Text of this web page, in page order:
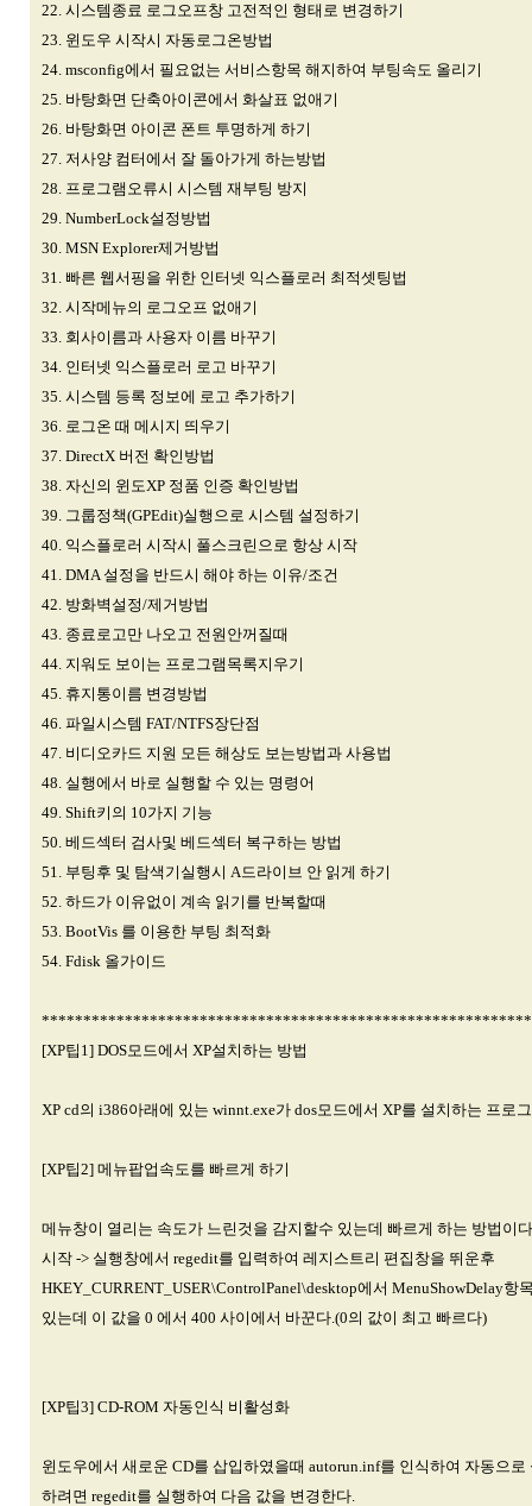
22. 시스템종료 로그오프창 고전적인 형태로 변경하기
23. 윈도우 시작시 자동로그온방법
24. msconfig에서 필요없는 서비스항목 해지하여 부팅속도 올리기
25. 바탕화면 단축아이콘에서 화살표 없애기
26. 바탕화면 아이콘 폰트 투명하게 하기
27. 저사양 컴터에서 잘 돌아가게 하는방법
28. 프로그램오류시 시스템 재부팅 방지
29. NumberLock설정방법
30. MSN Explorer제거방법
31. 빠른 웹서핑을 위한 인터넷 익스플로러 최적셋팅법
32. 시작메뉴의 로그오프 없애기
33. 회사이름과 사용자 이름 바꾸기
34. 인터넷 익스플로러 로고 바꾸기
35. 시스템 등록 정보에 로고 추가하기
36. 로그온 때 메시지 띄우기
37. DirectX 버전 확인방법
38. 자신의 윈도XP 정품 인증 확인방법
39. 그룹정책(GPEdit)실행으로 시스템 설정하기
40. 익스플로러 시작시 풀스크린으로 항상 시작
41. DMA 설정을 반드시 해야 하는 이유/조건
42. 방화벽설정/제거방법
43. 종료로고만 나오고 전원안꺼질때
44. 지워도 보이는 프로그램목록지우기
45. 휴지통이름 변경방법
46. 파일시스템 FAT/NTFS장단점
47. 비디오카드 지원 모든 해상도 보는방법과 사용법
48. 실행에서 바로 실행할 수 있는 명령어
49. Shift키의 10가지 기능
50. 베드섹터 검사및 베드섹터 복구하는 방법
51. 부팅후 및 탐색기실행시 A드라이브 안 읽게 하기
52. 하드가 이유없이 계속 읽기를 반복할때
53. BootVis 를 이용한 부팅 최적화
54. Fdisk 올가이드
[XP팁1] DOS모드에서 XP설치하는 방법
XP cd의 i386아래에 있는 winnt.exe가 dos모드에서 XP를 설치하는 프로
[XP팁2] 메뉴팝업속도를 빠르게 하기
메뉴창이 열리는 속도가 느린것을 감지할수 있는데 빠르게 하는 방법이
시작 -> 실행창에서 regedit를 입력하여 레지스트리 편집창을 뛰운후
HKEY_CURRENT_USER\ControlPanel\desktop에서 MenuShowDelay항
있는데 이 값을 0 에서 400 사이에서 바꾼다.(0의 값이 최고 빠르다)
[XP팁3] CD-ROM 자동인식 비활성화
윈도우에서 새로운 CD를 삽입하였을때 autorun.inf를 인식하여 자동으로
하려면 regedit를 실행하여 다음 값을 변경한다.